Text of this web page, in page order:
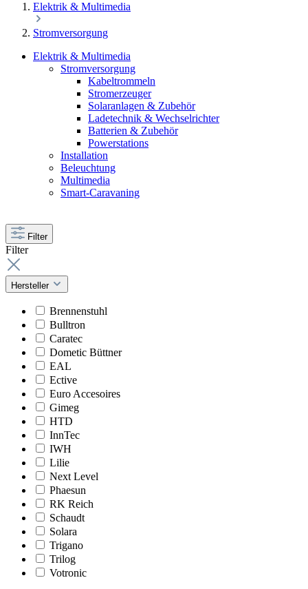
Elektrik & Multimedia
Stromversorgung
Elektrik & Multimedia
Stromversorgung
Kabeltrommeln
Stromerzeuger
Solaranlagen & Zubehör
Ladetechnik & Wechselrichter
Batterien & Zubehör
Powerstations
Installation
Beleuchtung
Multimedia
Smart-Caravaning
Filter
Filter
Hersteller
Brennenstuhl
Bulltron
Caratec
Dometic Büttner
EAL
Ective
Euro Accesoires
Gimeg
HTD
InnTec
IWH
Lilie
Next Level
Phaesun
RK Reich
Schaudt
Solara
Trigano
Trilog
Votronic